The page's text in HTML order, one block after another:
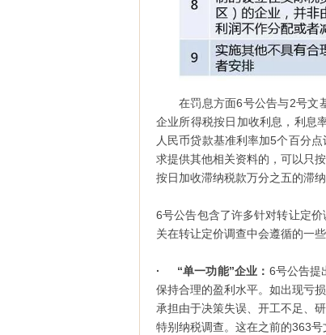
在罚息方面6号公告与2号文
企业所得税按日加收利息，利息
人民币贷款基准利率加5个百分
求提供其他相关资料的，可以只
按日加收滞纳税款万分之五的滞
6号公告包含了许多针对转让定
关在转让定价调查中会遵循的一
· “单一功能”企业： 6号公告提
保持合理的盈利水平。如出现亏
承担由于决策失误、开工不足、
特别纳税调查。这在之前的363号